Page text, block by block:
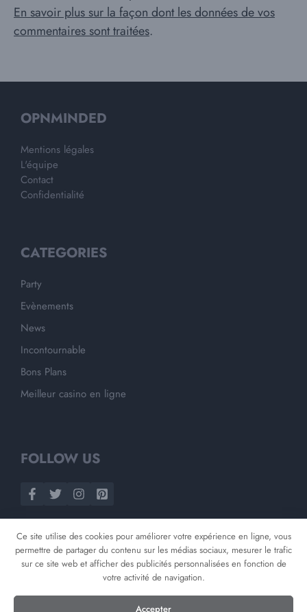
En savoir plus sur la façon dont les données de vos
commentaires sont traitées.
OPNMINDED
Mentions légales
L'équipe
Contact
Confidentialité
CATEGORIES
Party
Evènements
News
Incontournable
Bons Plans
Meilleur casino en ligne
FOLLOW US
©2026Opnminded
Ce site utilise des cookies pour améliorer votre expérience en ligne, vous
permettre de partager du contenu sur les médias sociaux, mesurer le trafic
sur ce site web et afficher des publicités personnalisées en fonction de
votre activité de navigation.
Accepter